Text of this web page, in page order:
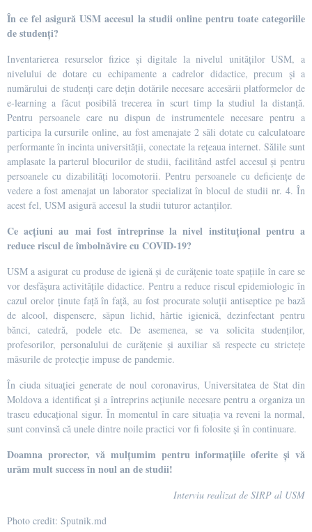
În ce fel asigură USM accesul la studii online pentru toate categoriile
de studenți?
Inventarierea resurselor fizice și digitale la nivelul unităților USM, a
nivelului de dotare cu echipamente a cadrelor didactice, precum și a
numărului de studenți care dețin dotările necesare accesării platformelor de
e-learning a făcut posibilă trecerea în scurt timp la studiul la distanță.
Pentru persoanele care nu dispun de instrumentele necesare pentru a
participa la cursurile online, au fost amenajate 2 săli dotate cu calculatoare
performante în incinta universității, conectate la rețeaua internet. Sălile sunt
amplasate la parterul blocurilor de studii, facilitând astfel accesul și pentru
persoanele cu dizabilități locomotorii. Pentru persoanele cu deficiențe de
vedere a fost amenajat un laborator specializat în blocul de studii nr. 4. În
acest fel, USM asigură accesul la studii tuturor actanților.
Ce acțiuni au mai fost întreprinse la nivel instituțional pentru a
reduce riscul de îmbolnăvire cu COVID-19?
USM a asigurat cu produse de igienă și de curățenie toate spațiile în care se
vor desfășura activitățile didactice. Pentru a reduce riscul epidemiologic în
cazul orelor ținute față în față, au fost procurate soluții antiseptice pe bază
de alcool, dispensere, săpun lichid, hârtie igienică, dezinfectant pentru
bănci, catedră, podele etc. De asemenea, se va solicita studenților,
profesorilor, personalului de curățenie și auxiliar să respecte cu strictețe
măsurile de protecție impuse de pandemie.
În ciuda situației generate de noul coronavirus, Universitatea de Stat din
Moldova a identificat și a întreprins acțiunile necesare pentru a organiza un
traseu educațional sigur. În momentul în care situația va reveni la normal,
sunt convinsă că unele dintre noile practici vor fi folosite și în continuare.
Doamna prorector, vă mulțumim pentru informațiile oferite și vă
urăm mult success în noul an de studii!
Interviu realizat de SIRP al USM
Photo credit: Sputnik.md